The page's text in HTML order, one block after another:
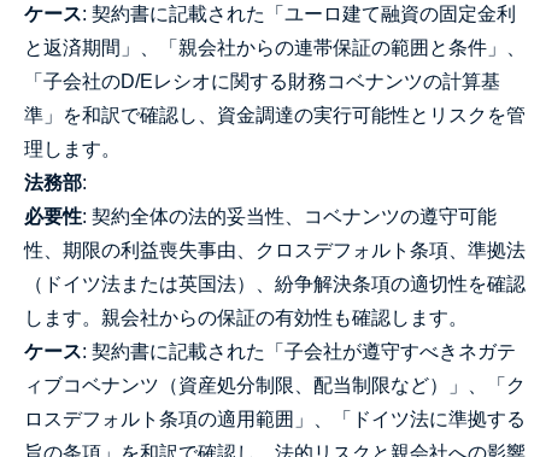
ケース: 契約書に記載された「ユーロ建て融資の固定金利
と返済期間」、「親会社からの連帯保証の範囲と条件」、
「子会社のD/Eレシオに関する財務コベナンツの計算基
準」を和訳で確認し、資金調達の実行可能性とリスクを管
理します。
法務部:
必要性: 契約全体の法的妥当性、コベナンツの遵守可能
性、期限の利益喪失事由、クロスデフォルト条項、準拠法
（ドイツ法または英国法）、紛争解決条項の適切性を確認
します。親会社からの保証の有効性も確認します。
ケース: 契約書に記載された「子会社が遵守すべきネガテ
ィブコベナンツ（資産処分制限、配当制限など）」、「ク
ロスデフォルト条項の適用範囲」、「ドイツ法に準拠する